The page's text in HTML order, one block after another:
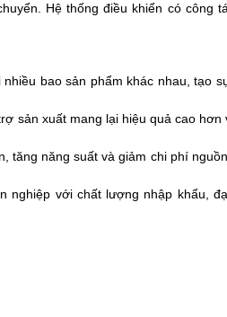
Hệ thống điều khiển có công
bao sản phẩm khác nhau, tạo
sản xuất mang lại hiệu quả cao hơn
tăng năng suất và giảm chi phí
nghiệp với chất lượng nhập khẩu,